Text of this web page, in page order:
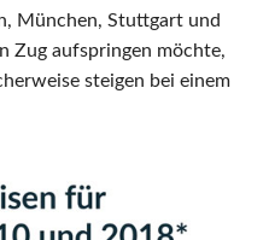
München, Stuttgart und
Zug aufspringen möchte,
steigen bei einem